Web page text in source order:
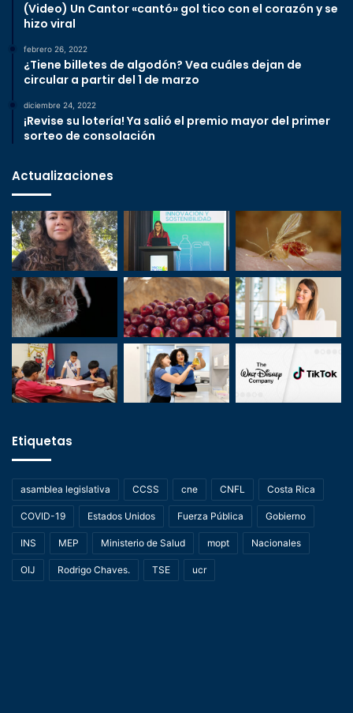
(Video) Un Cantor «cantó» gol tico con el corazón y se
hizo viral
febrero 26, 2022
¿Tiene billetes de algodón? Vea cuáles dejan de
circular a partir del 1 de marzo
diciembre 24, 2022
¡Revise su lotería! Ya salió el premio mayor del primer
sorteo de consolación
Actualizaciones
Etiquetas
asamblea legislativa CCSS cne CNFL Costa Rica
COVID-19 Estados Unidos Fuerza Pública Gobierno
INS MEP Ministerio de Salud mopt Nacionales
OIJ Rodrigo Chaves. TSE ucr